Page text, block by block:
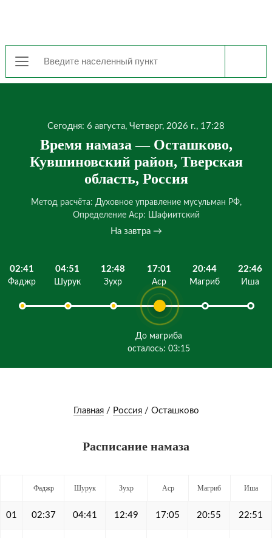
Сегодня: 6 августа, Четверг, 2026 г., 17:28
Время намаза — Осташково,
Кувшиновский район, Тверская
область, Россия
Метод расчёта: Духовное управление мусульман РФ,
Определение Аср: Шафиитский
На завтра →
02:41
Фаджр
04:51
Шурук
12:48
Зухр
17:01
Аср
До магриба
осталось: 03:15
20:44
Магриб
22:46
Иша
Главная/ Россия/ Осташково
Расписание намаза
Фаджр Шурук Зухр Аср Магриб Иша
01 02:37 04:41 12:49 17:05 20:55 22:51